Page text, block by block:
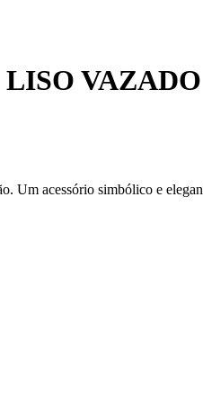
VAZADO
Um acessório simbólico e